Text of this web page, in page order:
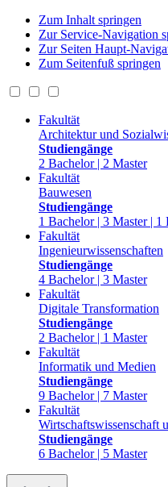
Zum Inhalt springen
Zur Service-Navigation
Zur Seiten Haupt-
Zum Seitenfuß springen
Fakultät
Architektur und
Studiengänge
2 Bachelor | 2 Master
Fakultät
Bauwesen
Studiengänge
1 Bachelor | 3 Master | 1
Fakultät
Ingenieurwissenschaften
Studiengänge
4 Bachelor | 3 Master
Fakultät
Digitale Transformation
Studiengänge
2 Bachelor | 1 Master
Fakultät
Informatik und Medien
Studiengänge
9 Bachelor | 7 Master
Fakultät
Wirtschaftswissenschaft
Studiengänge
6 Bachelor | 5 Master